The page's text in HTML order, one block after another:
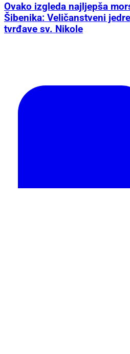
Ovako izgleda najljepša
Šibenika: Veličanstveni
tvrđave sv. Nikole